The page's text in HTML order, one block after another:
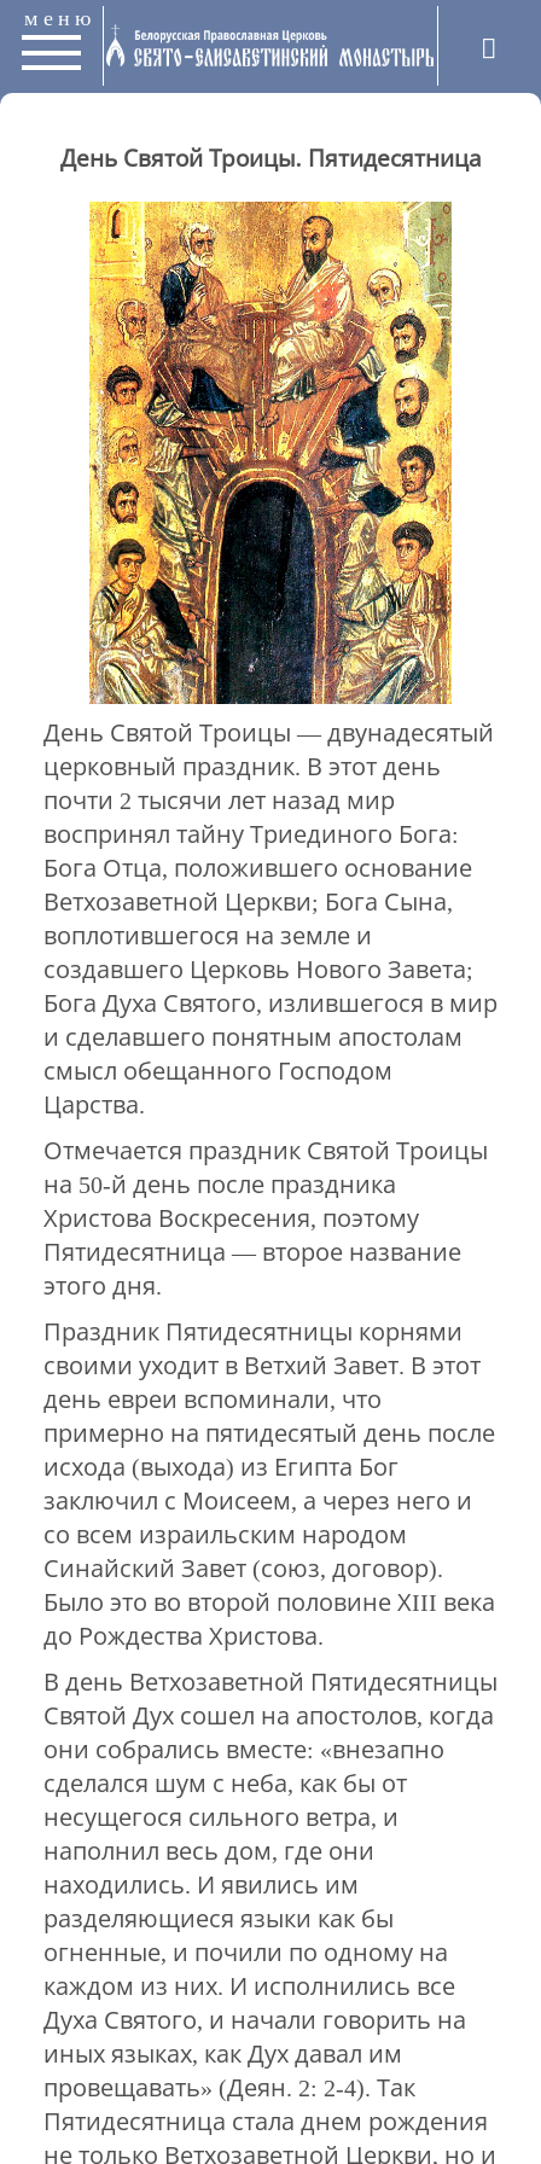
меню
День Святой Троицы. Пятидесятница
День Святой Троицы — двунадесятый
церковный праздник. В этот день
почти 2 тысячи лет назад мир
воспринял тайну Триединого Бога:
Бога Отца, положившего основание
Ветхозаветной Церкви; Бога Сына,
воплотившегося на земле и
создавшего Церковь Нового Завета;
Бога Духа Святого, излившегося в мир
и сделавшего понятным апостолам
смысл обещанного Господом
Царства.
Отмечается праздник Святой Троицы
на 50-й день после праздника
Христова Воскресения, поэтому
Пятидесятница — второе название
этого дня.
Праздник Пятидесятницы корнями
своими уходит в Ветхий Завет. В этот
день евреи вспоминали, что
примерно на пятидесятый день после
исхода (выхода) из Египта Бог
заключил с Моисеем, а через него и
со всем израильским народом
Синайский Завет (союз, договор).
Было это во второй половине ХIII века
до Рождества Христова.
В день Ветхозаветной Пятидесятницы
Святой Дух сошел на апостолов, когда
они собрались вместе: «внезапно
сделался шум с неба, как бы от
несущегося сильного ветра, и
наполнил весь дом, где они
находились. И явились им
разделяющиеся языки как бы
огненные, и почили по одному на
каждом из них. И исполнились все
Духа Святого, и начали говорить на
иных языках, как Дух давал им
провещавать» (Деян. 2: 2-4). Так
Пятидесятница стала днем рождения
не только Ветхозаветной Церкви, но и